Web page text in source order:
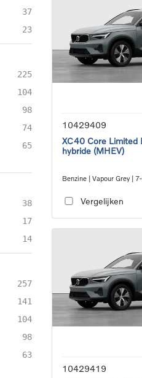
37
23
225
104
98
74
65
38
17
14
257
141
104
98
63
10429409
XC40 Core Limited
hybride (MHEV)
Benzine | Vapour Grey |
Vergelijken
10429419